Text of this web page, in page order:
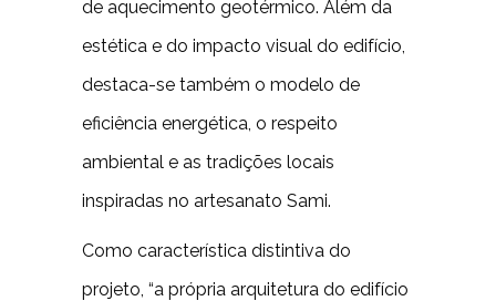
de aquecimento geotérmico. Além da
estética e do impacto visual do edifício,
destaca-se também o modelo de
eficiência energética, o respeito
ambiental e as tradições locais
inspiradas no artesanato Sami.
Como característica distintiva do
projeto, “a própria arquitetura do edifício